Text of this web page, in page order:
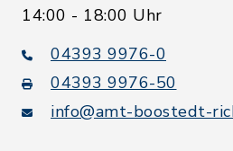
14:00 - 18:00 Uhr
04393 9976-0
04393 9976-50
info@amt-boostedt-